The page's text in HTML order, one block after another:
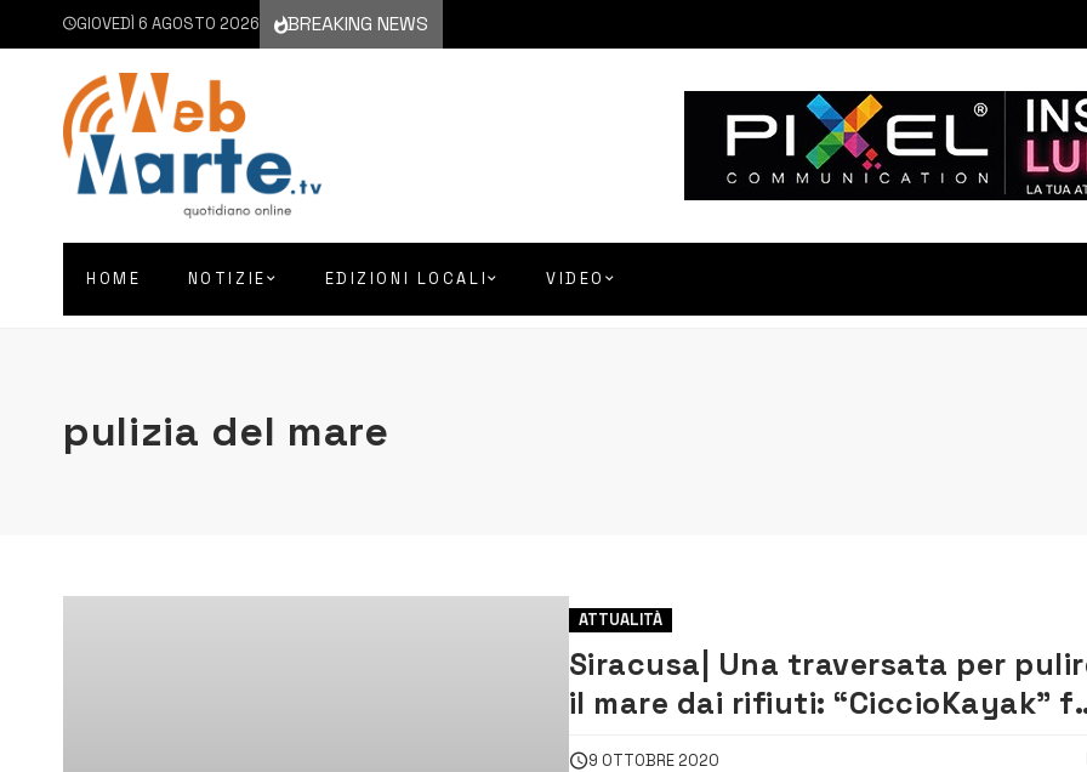
GIOVEDÌ 6 AGOSTO 2026 BREAKING NEWS
HOME NOTIZIE EDIZIONI LOCALI VIDEO
pulizia del mare
ATTUALITÀ
Siracusa| Una traversata per
il mare dai rifiuti: “CiccioKayak”
tappa allo sbarcadero
9 OTTOBRE 2020